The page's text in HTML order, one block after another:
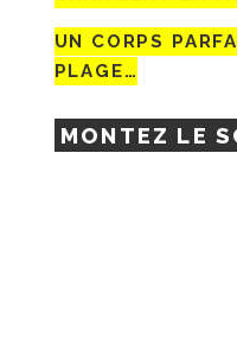
UN CORPS
PLAGE…
MONTEZ LE